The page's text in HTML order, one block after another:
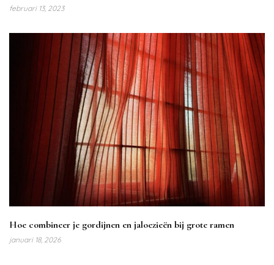
februari 13, 2023
Hoe combineer je gordijnen en jaloezieën bij grote ramen
januari 18, 2026